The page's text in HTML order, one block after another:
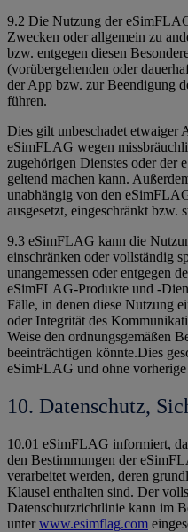
9.2 Die Nutzung der
Zwecken oder allgemein zu
bzw. entgegen diesen
(vorübergehenden oder
der App bzw. zur Beendigung
führen.
Dies gilt unbeschadet etwaiger
eSimFLAG wegen
zugehörigen Dienstes oder der
geltend machen kann.
unabhängig von den
ausgesetzt, eingeschränkt bzw.
9.3 eSimFLAG kann die
einschränken oder vollständig
unangemessen oder entgegen
eSimFLAG-Produkte und -
Fälle, in denen diese Nutzung
oder Integrität des
Weise den ordnungsgemäßen
beeinträchtigen könnte.Dies
eSimFLAG und ohne
10. Datenschutz,
10.01 eSimFLAG informiert,
den Bestimmungen der
verarbeitet werden, deren
Klausel enthalten sind. Der
Datenschutzrichtlinie kann im
unterwww.esimflag.com